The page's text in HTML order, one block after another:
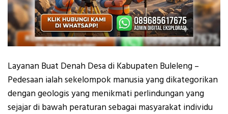
Layanan Buat Denah Desa di Kabupaten Buleleng –
Pedesaan ialah sekelompok manusia yang dikategorikan
dengan geologis yang menikmati perlindungan yang
sejajar di bawah peraturan sebagai masyarakat individu